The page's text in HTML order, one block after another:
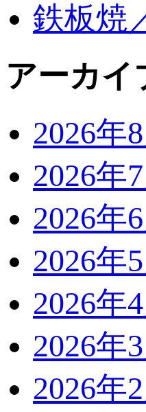
鉄板焼
アーカイ
2026年8
2026年7
2026年6
2026年5
2026年4
2026年3
2026年2